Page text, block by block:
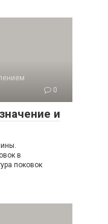
0
и
в
поковок